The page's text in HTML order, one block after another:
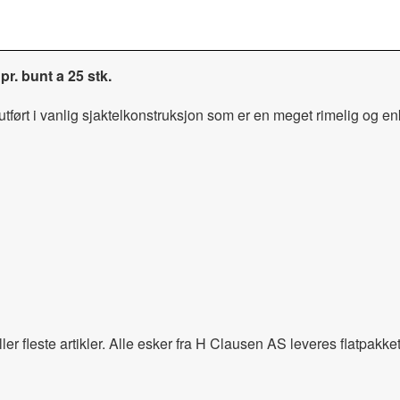
bunt a 25 stk.
i vanlig sjaktelkonstruksjon som er en meget rimelig og
fleste artikler. Alle esker fra H Clausen AS leveres